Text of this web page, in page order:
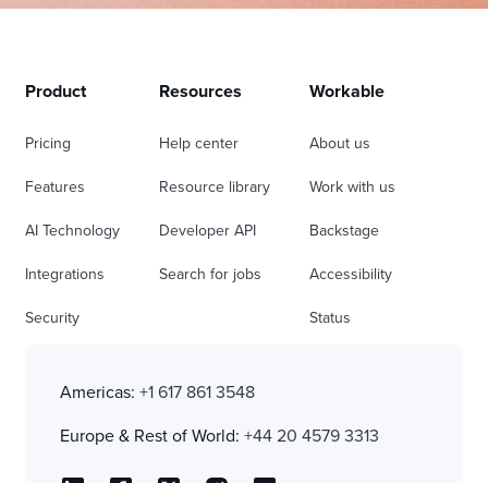
Product
Pricing
Features
AI Technology
Integrations
Security
Resources
Help center
Resource library
Developer API
Search for jobs
Workable
About us
Work with us
Backstage
Accessibility
Status
Americas: +1 617 861 3548
Europe & Rest of World: +44 20 4579 3313